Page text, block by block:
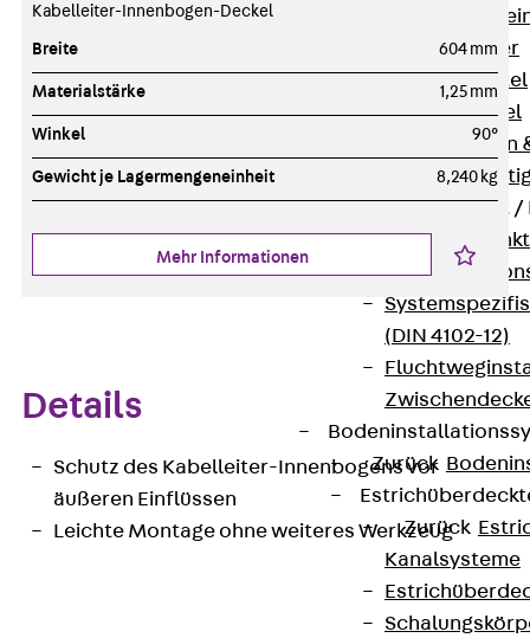
Dübel & Anker
Abhängemittel
Schraubmittel
Ankermuttern
Funktionserhalt
Zurück
(DIN 4102-12)
Zurück
Zurück
Kanalsysteme
Kabelleiter-Innenbogen-Deckel
Breite 604 mm
Materialstärke 1,25 mm
Winkel 90°
Gewicht je Lagermengeneinheit 8,240 kg
Mehr Informationen
Details
Schutz des Kabelleiter-Innenbogens vor
äußeren Einflüssen
Leichte Montage ohne weiteres Werkzeug